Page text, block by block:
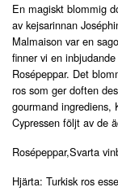
En magiskt blommig
av kejsarinnan
Malmaison var en
finner vi en
Rosépeppar. Det
ros som ger doften
gourmand ingrediens,
Cypressen följt av de
Rosépeppar,Svarta
Hjärta: Turkisk ros